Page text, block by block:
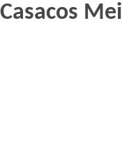
Casacos